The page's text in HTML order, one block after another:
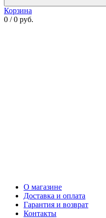
Корзина
0 / 0 руб.
О магазине
Доставка и оплата
Гарантия и возврат
Контакты